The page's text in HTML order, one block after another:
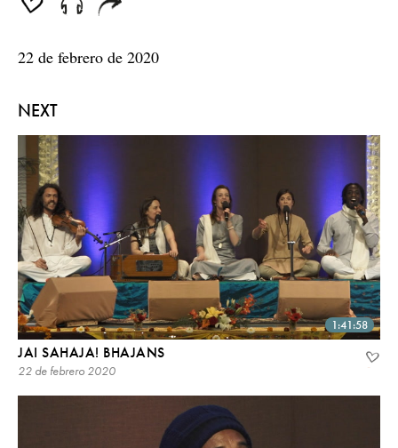
seconds
NEXT
1:41:58
JAI SAHAJA! BHAJANS
22 de febrero 2020
22 de febrero de 2020